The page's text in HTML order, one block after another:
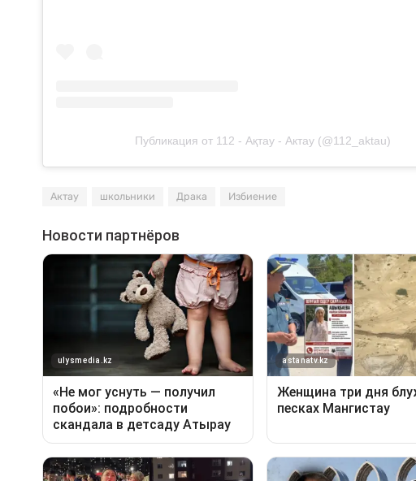
Публикация от 112 - Ақтау - Актау (@112_aktau)
Актау школьники Драка Избиение